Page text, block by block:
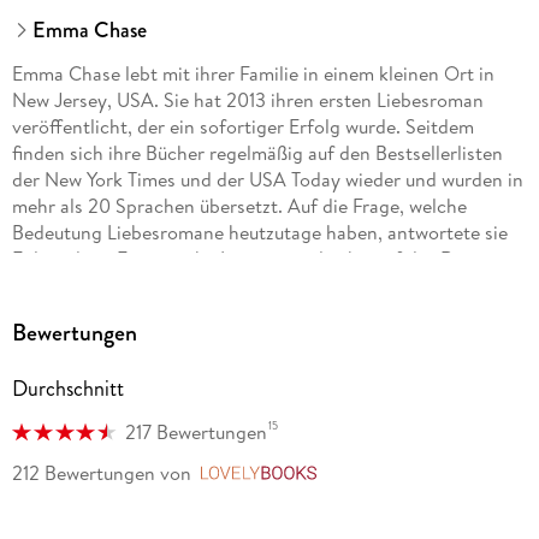
Emma Chase
Emma Chase lebt mit ihrer Familie in einem kleinen Ort in
New Jersey, USA. Sie hat 2013 ihren ersten Liebesroman
veröffentlicht, der ein sofortiger Erfolg wurde. Seitdem
finden sich ihre Bücher regelmäßig auf den Bestsellerlisten
der New York Times und der USA Today wieder und wurden in
mehr als 20 Sprachen übersetzt. Auf die Frage, welche
Bedeutung Liebesromane heutzutage haben, antwortete sie
Folgendes: «Für manche Leute ist es leicht, auf das Romance-
deshalb sollte man sie nicht einfach abtun. Diese Bücher sind
uns stärken, erfrischen und bereit machen für alles, was das
Leben uns in den Weg wirft.»
Mehr Informationen über Emma Chase und ihre Bücher sind
Bewertungen
Durchschnitt
217 Bewertungen15
212 Bewertungen von